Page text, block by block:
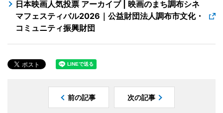
日本映画人気投票 アーカイブ | 映画のまち調布シネ
マフェスティバル2026｜公益財団法人調布市文化・
コミュニティ振興財団
前の記事 次の記事